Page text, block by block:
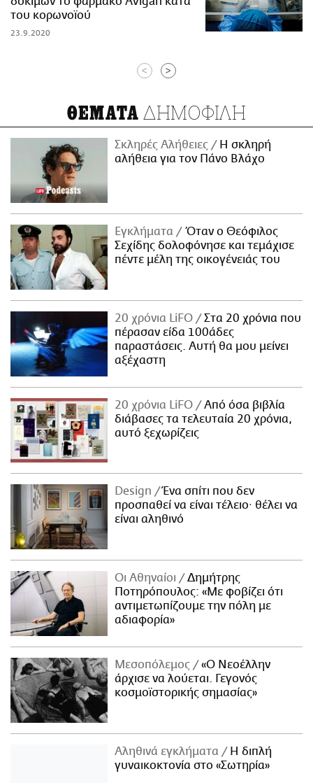
του κορωνοϊού
23.9.2020
< >
ΘΕΜΑΤΑ ΔΗΜΟΦΙΛΗ
Σκληρές Αλήθειες
H σκληρή
αλήθεια για τον Πάνο Βλάχο
Εγκλήματα
Όταν ο Θεόφιλος
Σεχίδης δολοφόνησε και τεμάχισε
πέντε μέλη της οικογένειάς του
20 χρόνια LiFO
Στα 20 χρόνια που
πέρασαν είδα 100άδες
παραστάσεις. Αυτή θα μου μείνει
αξέχαστη
20 χρόνια LiFO
Από όσα βιβλία
διάβασες τα τελευταία 20 χρόνια,
αυτό ξεχωρίζεις
Design
Ένα σπίτι που δεν
προσπαθεί να είναι τέλειο· θέλει να
είναι αληθινό
Οι Αθηναίοι
Δημήτρης
Ποτηρόπουλος: «Με φοβίζει ότι
αντιμετωπίζουμε την πόλη με
αδιαφορία»
Μεσοπόλεμος
«Ο Νεοέλλην
άρχισε να λούεται. Γεγονός
κοσμοϊστορικής σημασίας»
Αληθινά εγκλήματα
Η διπλή
γυναικοκτονία στο «Σωτηρία»